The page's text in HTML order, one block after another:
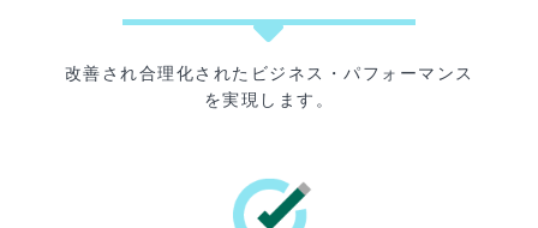
改善され合理化されたビジネス・パフォーマンス
を実現します。